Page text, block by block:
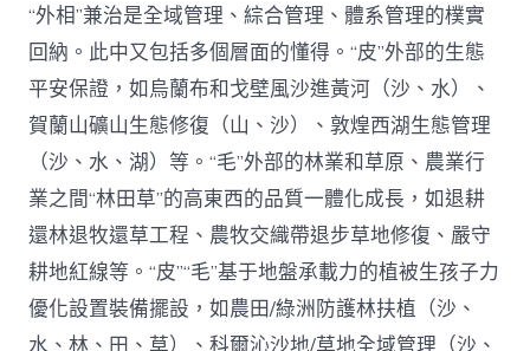
“外相”兼治是全域管理、綜合管理、體系管理的樸實
回納。此中又包括多個層面的懂得。“皮”外部的生態
平安保證，如烏蘭布和戈壁風沙進黃河（沙、水）、
賀蘭山礦山生態修復（山、沙）、敦煌西湖生態管理
（沙、水、湖）等。“毛”外部的林業和草原、農業行
業之間“林田草”的高東西的品質一體化成長，如退耕
還林退牧還草工程、農牧交織帶退步草地修復、嚴守
耕地紅線等。“皮”“毛”基于地盤承載力的植被生孩子力
優化設置裝備擺設，如農田/綠洲防護林扶植（沙、
水、林、田、草）、科爾沁沙地/草地全域管理（沙、